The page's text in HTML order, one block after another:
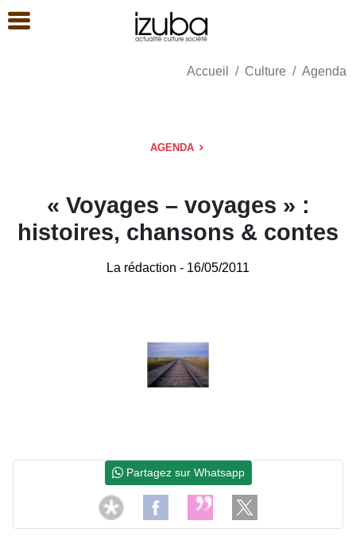
Accueil Culture Agenda
AGENDA
« Voyages – voyages » :
histoires, chansons & contes
La rédaction - 16/05/2011
Partagez sur Whatsapp